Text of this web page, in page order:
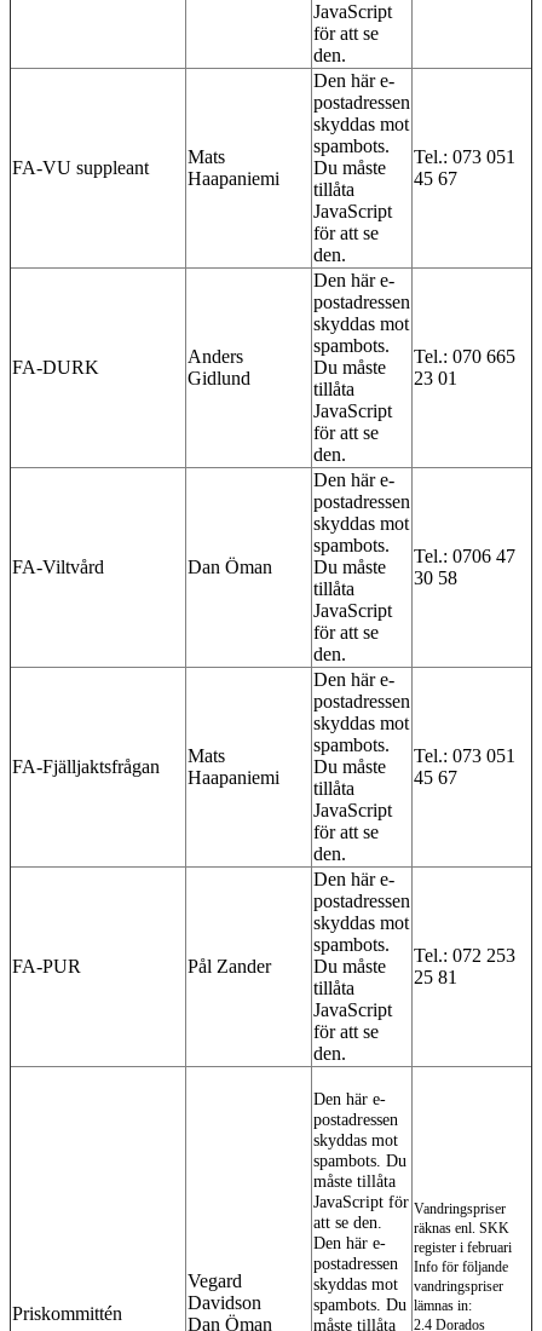
JavaScript
för att se
den.
FA-VU suppleant
Mats
Haapaniemi
Den här e-
postadressen
skyddas mot
spambots.
Du måste
tillåta
JavaScript
för att se
den.
Tel.: 073 051
45 67
FA-DURK
Anders
Gidlund
Den här e-
postadressen
skyddas mot
spambots.
Du måste
tillåta
JavaScript
för att se
den.
Tel.: 070 665
23 01
FA-Viltvård Dan Öman
Den här e-
postadressen
skyddas mot
spambots.
Du måste
tillåta
JavaScript
för att se
den.
Tel.: 0706 47
30 58
FA-Fjälljaktsfrågan
Mats
Haapaniemi
Den här e-
postadressen
skyddas mot
spambots.
Du måste
tillåta
JavaScript
för att se
den.
Tel.: 073 051
45 67
FA-PUR Pål Zander
Den här e-
postadressen
skyddas mot
spambots.
Du måste
tillåta
JavaScript
för att se
den.
Tel.: 072 253
25 81
Priskommittén
Vegard
Davidson
Dan Öman
Den här e-
postadressen
skyddas mot
spambots. Du
måste tillåta
JavaScript för
att se den.
Den här e-
postadressen
skyddas mot
spambots. Du
måste tillåta
Vandringspriser
räknas enl. SKK
register i februari
Info för följande
vandringspriser
lämnas in:
2.4 Dorados